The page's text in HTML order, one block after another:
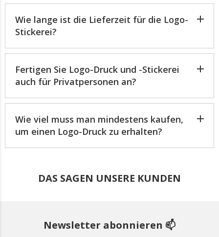
Wie lange ist die Lieferzeit für die Logo-
Stickerei?
Fertigen Sie Logo-Druck und -Stickerei
auch für Privatpersonen an?
Wie viel muss man mindestens kaufen,
um einen Logo-Druck zu erhalten?
DAS SAGEN UNSERE KUNDEN
Newsletter abonnieren 📫